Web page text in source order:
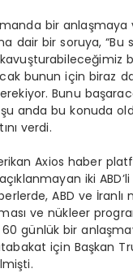
bir anlaşmaya
dair bir soruya, “Bu
bunun için biraz
Bunu
anda bu konuda
verdi.
Axios haber
iki
ABD ve
ve nükleer
günlük bir
için Başkan